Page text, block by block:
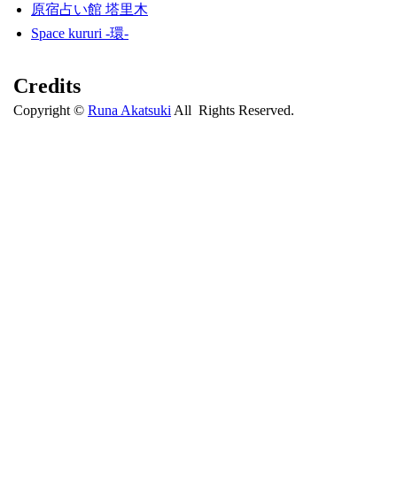
原宿占い館 塔里木
Space kururi -環-
Credits
Copyright © Runa Akatsuki All Rights Reserved.